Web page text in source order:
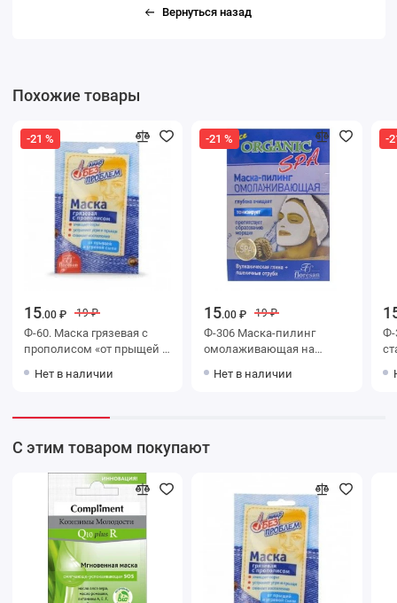
Вернуться назад
Похожие товары
-21 %
15.00 ₽ 19 ₽
Ф-60. Маска грязевая с
прополисом «от прыщей и
проблем»
Нет в наличии
-21 %
15.00 ₽ 19 ₽
Ф-306 Маска-пилинг
омолаживающая на
Нет в наличии
-
Ф-
С этим товаром покупают